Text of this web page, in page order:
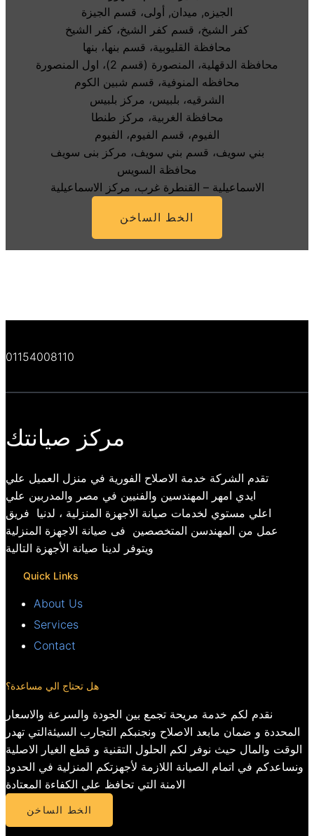
الجيزه, ميدان, أولى، قسم الجيزة
كفر الشيخ، قسم كفر الشيخ، كفر الشيخ
محافظة القليوبية، قسم بنها، بنها
محافظة الدقهلية، المنصورة (قسم 2)، اول المنصورة
محافظه المنوفية، قسم شبين الكوم
الشرقيه، بلبيس، مركز بلبيس
محافظة الغربية، مركز طنطا
الفيوم، قسم الفيوم، الفيوم
بني سويف، قسم بني سويف، مركز بنى سويف
محافظة السويس
الاسماعيلية – القنطرة غرب، مركز الاسماعيلية
الخط الساخن
01154008110
مركز صيانتك
تقدم الشركة خدمة الاصلاح الفورية في منزل العميل علي
ايدي امهر المهندسين والفنيين في مصر والمدربين علي
اعلي مستوي لخدمات صيانة الاجهزة المنزلية ، لدنيا فريق
عمل من المهندسن المتخصصين فى صيانة الاجهزة المنزلية
ويتوفر لدينا صيانة الأجهزة التالية
Quick Links
About Us
Services
Contact
هل تحتاج الي مساعدة؟
نقدم لكم خدمة مريحة تجمع بين الجودة والسرعة والاسعار
المحددة و ضمان مابعد الاصلاح ونجنبكم التجارب السيئةالتي تهدر
الوقت والمال حيث نوفر لكم الحلول التقنية و قطع الغيار الاصلية
ونساعدكم في اتمام الصيانة اللازمة لأجهزتكم المنزلية في الحدود
الامنة التي تحافظ علي الكفاءة المعتادة
الخط الساخن